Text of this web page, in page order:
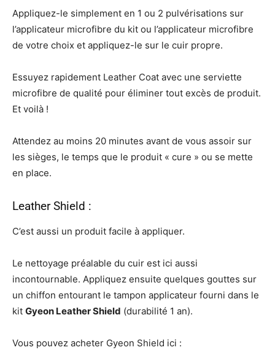
Appliquez-le simplement en 1 ou 2 pulvérisations sur
l’applicateur microfibre du kit ou l’applicateur microfibre
de votre choix et appliquez-le sur le cuir propre.
Essuyez rapidement Leather Coat avec une serviette
microfibre de qualité pour éliminer tout excès de produit.
Et voilà !
Attendez au moins 20 minutes avant de vous assoir sur
les sièges, le temps que le produit « cure » ou se mette
en place.
Leather Shield :
C’est aussi un produit facile à appliquer.
Le nettoyage préalable du cuir est ici aussi
incontournable. Appliquez ensuite quelques gouttes sur
un chiffon entourant le tampon applicateur fourni dans le
kit Gyeon Leather Shield (durabilité 1 an).
Vous pouvez acheter Gyeon Shield ici :